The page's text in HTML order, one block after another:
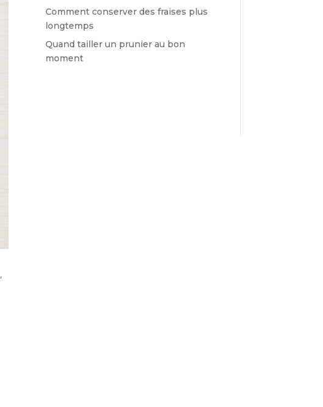
,
Comment conserver des fraises plus
longtemps
Quand tailler un prunier au bon
moment